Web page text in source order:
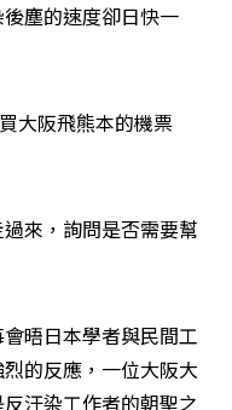
塵的速度卻日快一
大阪飛熊本的機票
來，詢問是否需要幫
晤日本學者與民間工
的反應，一位大阪大
汙染工作者的朝聖之